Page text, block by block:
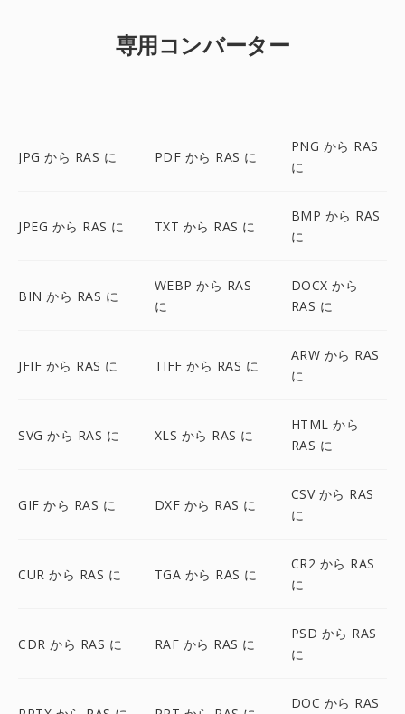
専用コンバーター
JPG から RAS に PDF から RAS に
PNG から RAS
に
JPEG から RAS に TXT から RAS に
BMP から RAS
に
BIN から RAS に
WEBP から RAS
に
DOCX から
RAS に
JFIF から RAS に TIFF から RAS に
ARW から RAS
に
SVG から RAS に XLS から RAS に
HTML から
RAS に
GIF から RAS に DXF から RAS に
CSV から RAS
に
CUR から RAS に TGA から RAS に
CR2 から RAS
に
CDR から RAS に RAF から RAS に
PSD から RAS
に
DOC から RAS